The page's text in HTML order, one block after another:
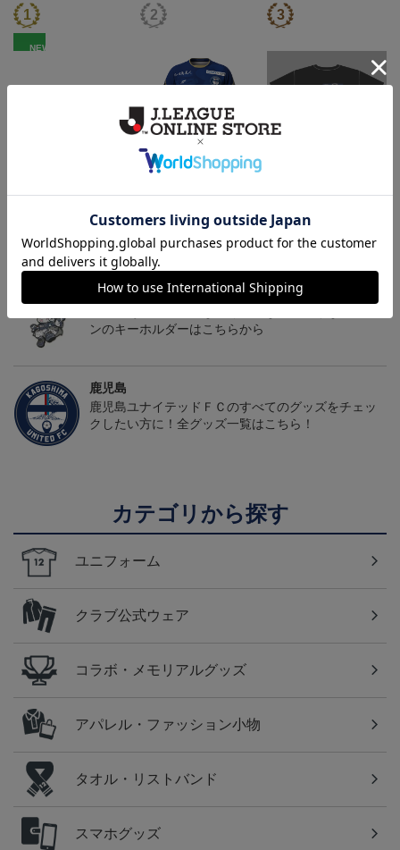
NEW
バクーダ タオルマフラ
ニフォーム（FP1st）
バクーダ Tシャツ BLACK
トピックス
鹿児島
ンのキーホルダーはこちらから
鹿児島
鹿児島ユナイテッドＦＣのすべてのグッズをチェッ
クしたい方に！全グッズ一覧はこちら！
カテゴリから探す
ユニフォーム
クラブ公式ウェア
コラボ・メモリアルグッズ
アパレル・ファッション小物
タオル・リストバンド
スマホグッズ